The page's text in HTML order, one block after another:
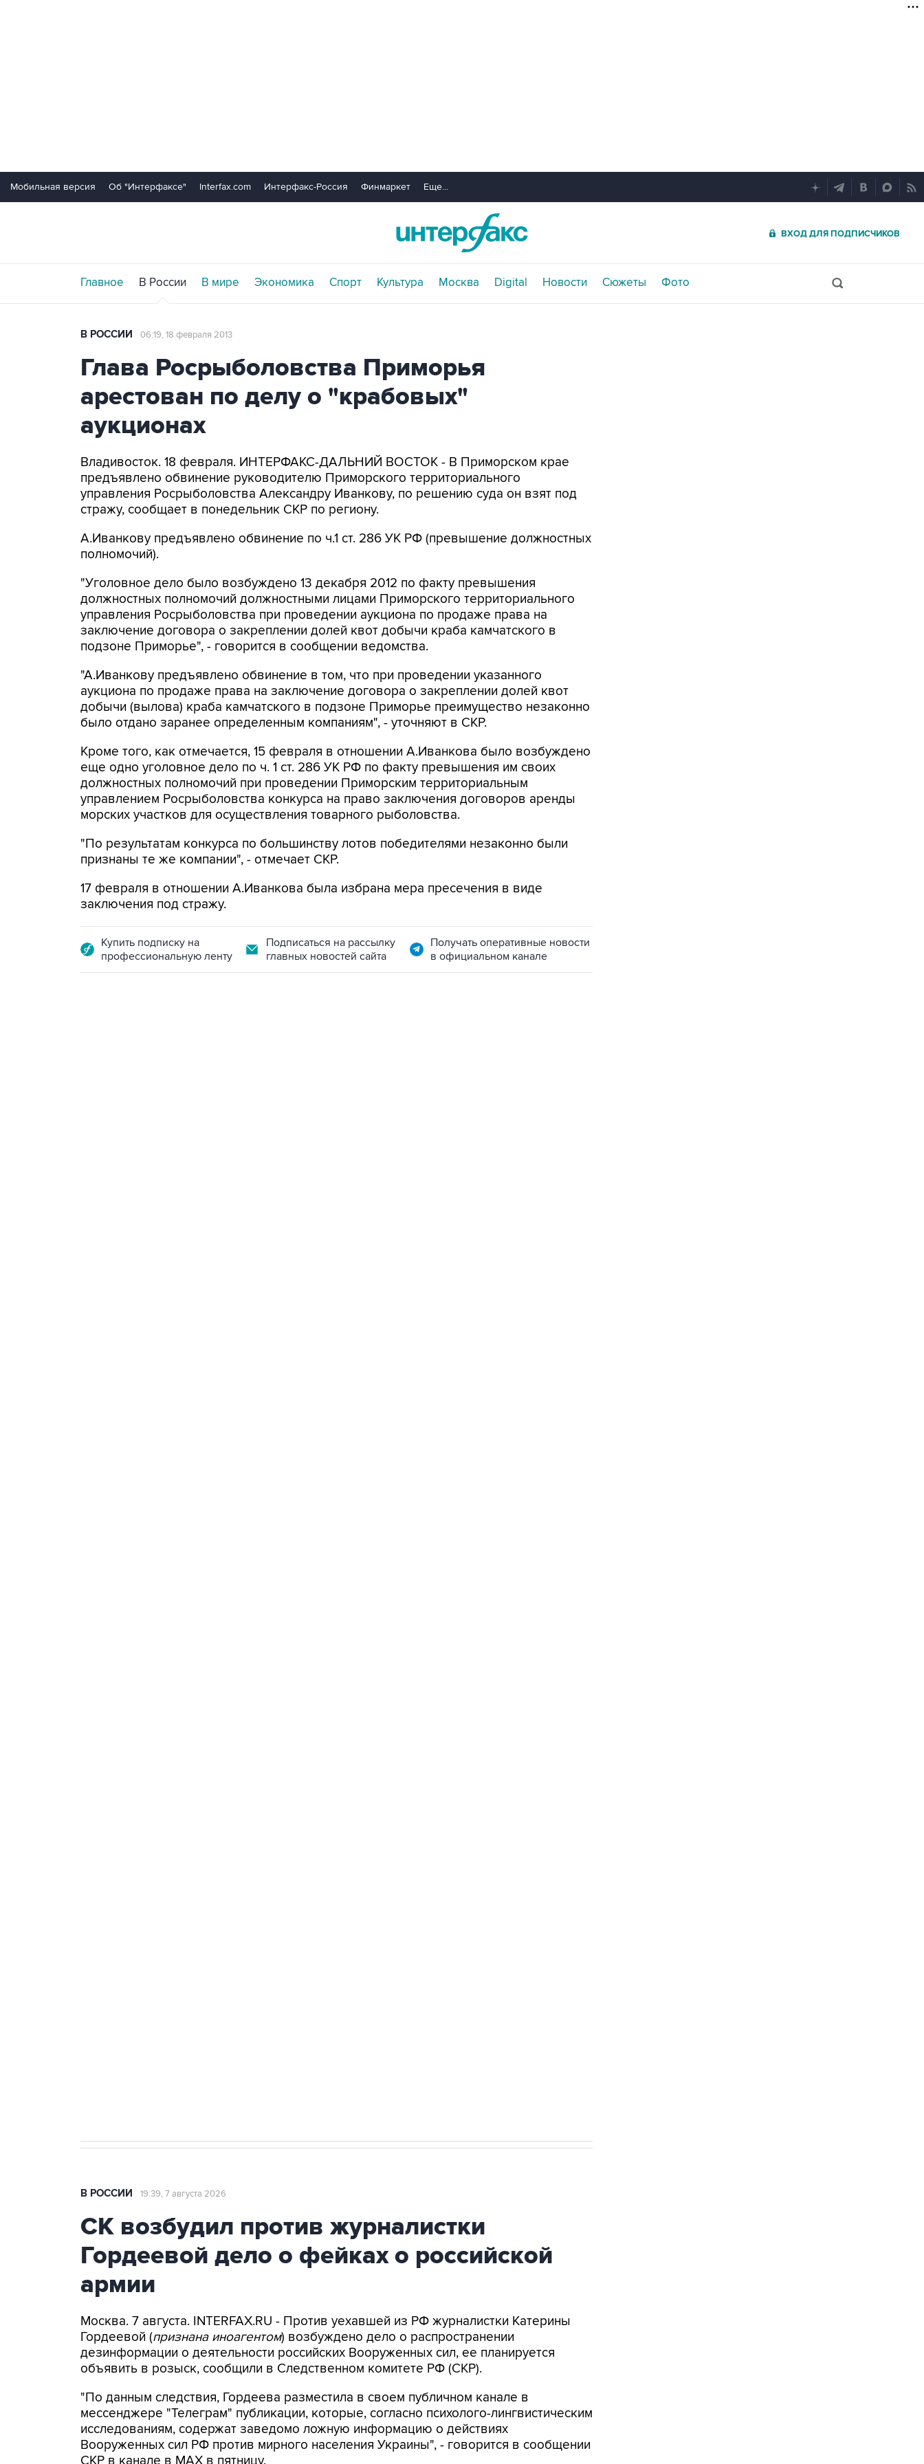
Мобильная версия Об "Интерфаксе" Interfax.com Интерфакс-Россия Финмаркет Еще...
ВХОД ДЛЯ ПОДПИСЧИКОВ
Главное В России В мире Экономика Спорт Культура Москва Digital Новости Сюжеты Фото
В РОССИИ 06:19, 18 февраля 2013
Глава Росрыболовства Приморья
арестован по делу о "крабовых"
аукционах
Владивосток. 18 февраля. ИНТЕРФАКС-ДАЛЬНИЙ ВОСТОК - В Приморском крае
предъявлено обвинение руководителю Приморского территориального
управления Росрыболовства Александру Иванкову, по решению суда он взят под
стражу, сообщает в понедельник СКР по региону.
А.Иванкову предъявлено обвинение по ч.1 ст. 286 УК РФ (превышение должностных
полномочий).
"Уголовное дело было возбуждено 13 декабря 2012 по факту превышения
должностных полномочий должностными лицами Приморского территориального
управления Росрыболовства при проведении аукциона по продаже права на
заключение договора о закреплении долей квот добычи краба камчатского в
подзоне Приморье", - говорится в сообщении ведомства.
"А.Иванкову предъявлено обвинение в том, что при проведении указанного
аукциона по продаже права на заключение договора о закреплении долей квот
добычи (вылова) краба камчатского в подзоне Приморье преимущество незаконно
было отдано заранее определенным компаниям", - уточняют в СКР.
Кроме того, как отмечается, 15 февраля в отношении А.Иванкова было возбуждено
еще одно уголовное дело по ч. 1 ст. 286 УК РФ по факту превышения им своих
должностных полномочий при проведении Приморским территориальным
управлением Росрыболовства конкурса на право заключения договоров аренды
морских участков для осуществления товарного рыболовства.
"По результатам конкурса по большинству лотов победителями незаконно были
признаны те же компании", - отмечает СКР.
17 февраля в отношении А.Иванкова была избрана мера пресечения в виде
заключения под стражу.
Купить подписку на
профессиональную ленту
Подписаться на рассылку
главных новостей сайта
Получать оперативные новости
в официальном канале
В РОССИИ 19:39, 7 августа 2026
СК возбудил против журналистки
Гордеевой дело о фейках о российской
армии
Москва. 7 августа. INTERFAX.RU - Против уехавшей из РФ журналистки Катерины
Гордеевой (признана иноагентом) возбуждено дело о распространении
дезинформации о деятельности российских Вооруженных сил, ее планируется
объявить в розыск, сообщили в Следственном комитете РФ (СКР).
"По данным следствия, Гордеева разместила в своем публичном канале в
мессенджере "Телеграм" публикации, которые, согласно психолого-лингвистическим
исследованиям, содержат заведомо ложную информацию о действиях
Вооруженных сил РФ против мирного населения Украины", - говорится в сообщении